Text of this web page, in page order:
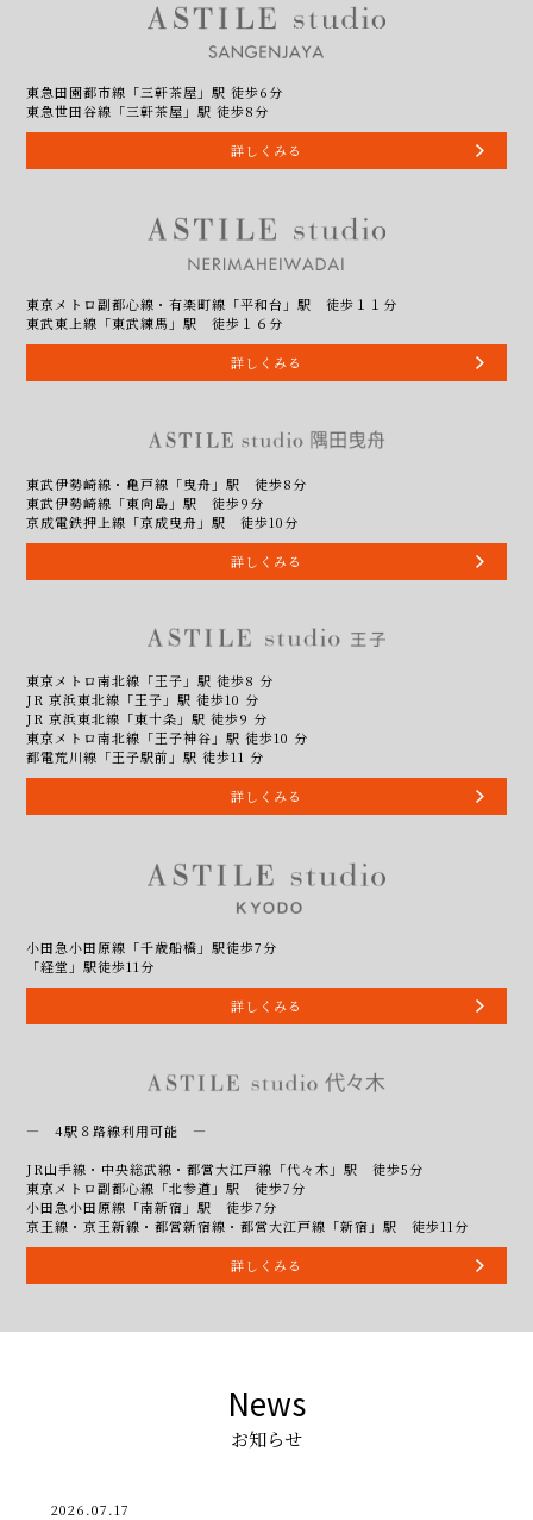
東急田園都市線「三軒茶屋」駅 徒歩6分
東急世田谷線「三軒茶屋」駅 徒歩8分
詳しくみる
東京メトロ副都心線・有楽町線「平和台」駅 徒歩１１分
東武東上線「東武練馬」駅 徒歩１６分
詳しくみる
東武伊勢崎線・亀戸線「曳舟」駅 徒歩8分
東武伊勢崎線「東向島」駅 徒歩9分
京成電鉄押上線「京成曳舟」駅 徒歩10分
詳しくみる
東京メトロ南北線「王子」駅 徒歩8 分
JR 京浜東北線「王子」駅 徒歩10 分
JR 京浜東北線「東十条」駅 徒歩9 分
東京メトロ南北線「王子神谷」駅 徒歩10 分
都電荒川線「王子駅前」駅 徒歩11 分
詳しくみる
小田急小田原線「千歳船橋」駅徒歩7分
「経堂」駅徒歩11分
詳しくみる
― 4駅８路線利用可能 ―
JR山手線・中央総武線・都営大江戸線「代々木」駅 徒歩5分
東京メトロ副都心線「北参道」駅 徒歩7分
小田急小田原線「南新宿」駅 徒歩7分
京王線・京王新線・都営新宿線・都営大江戸線「新宿」駅 徒歩11分
詳しくみる
News
お知らせ
2026.07.17